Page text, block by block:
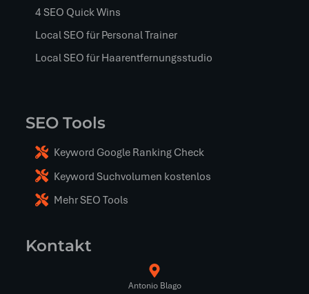
4 SEO Quick Wins
Local SEO für Personal Trainer
Local SEO für Haarentfernungsstudio
SEO Tools
Keyword Google Ranking Check
Keyword Suchvolumen kostenlos
Mehr SEO Tools
Kontakt
Antonio Blago